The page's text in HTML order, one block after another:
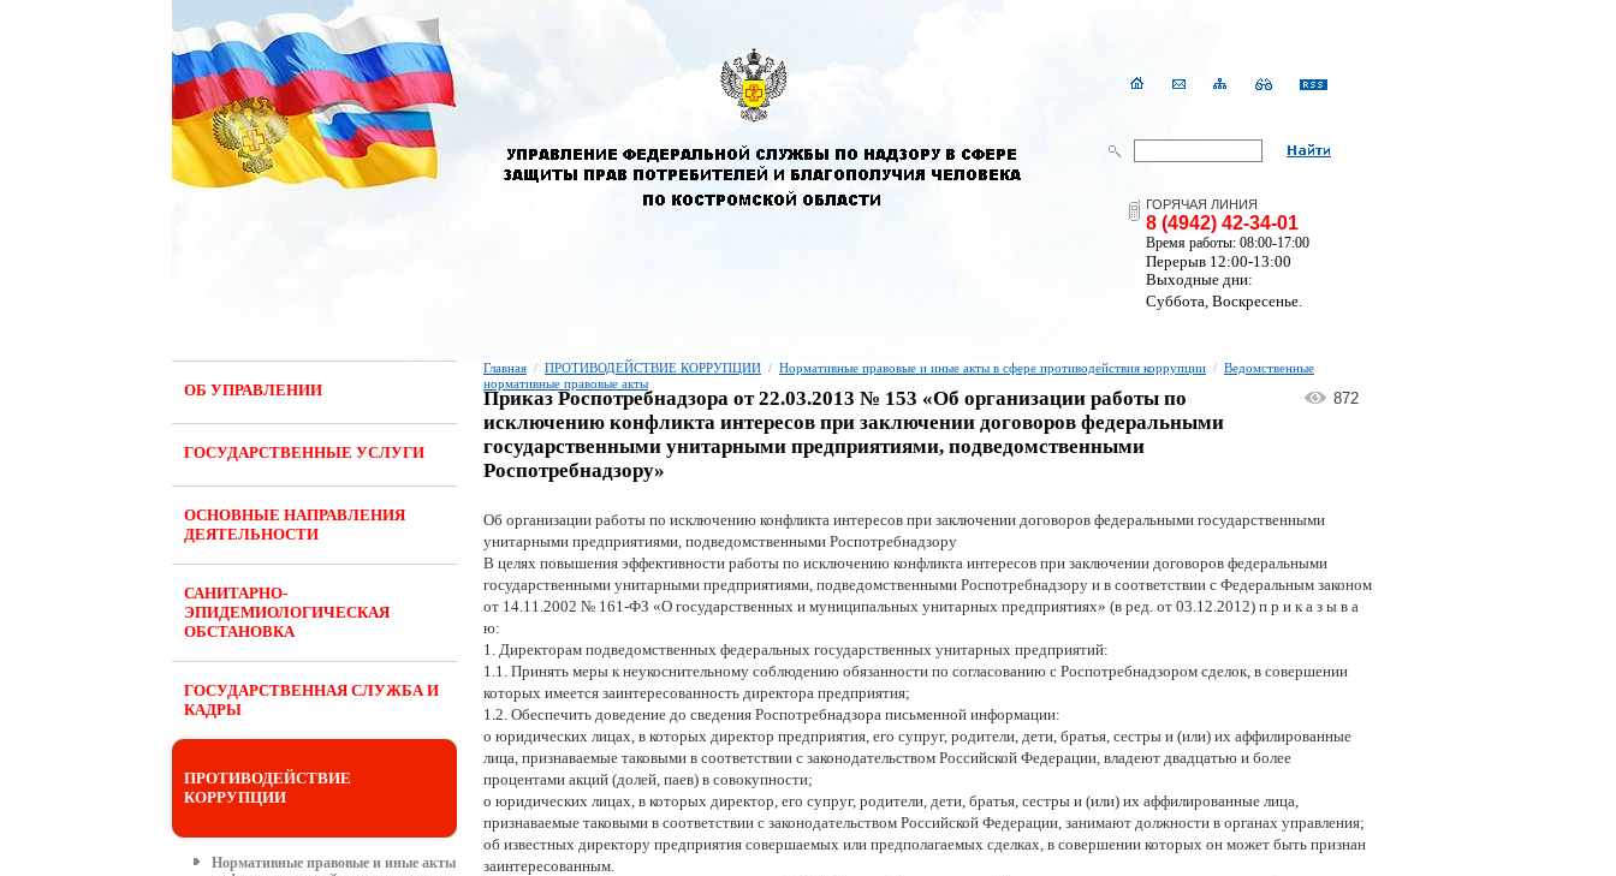
ГОРЯЧАЯ ЛИНИЯ
8 (4942) 42-34-01
Время работы: 08:00-17:00
Перерыв 12:00-13:00
Выходные дни:
Суббота, Воскресенье.
ОБ УПРАВЛЕНИИ
ГОСУДАРСТВЕННЫЕ УСЛУГИ
ОСНОВНЫЕ НАПРАВЛЕНИЯ
ДЕЯТЕЛЬНОСТИ
САНИТАРНО-
ЭПИДЕМИОЛОГИЧЕСКАЯ
ОБСТАНОВКА
ГОСУДАРСТВЕННАЯ СЛУЖБА И
КАДРЫ
ПРОТИВОДЕЙСТВИЕ
КОРРУПЦИИ
Нормативные правовые и иные акты
Главная / ПРОТИВОДЕЙСТВИЕ КОРРУПЦИИ / Нормативные правовые и иные акты в сфере противодействия коррупции / Ведомственные
нормативные правовые акты
Приказ Роспотребнадзора от 22.03.2013 № 153 «Об организации работы по
исключению конфликта интересов при заключении договоров федеральными
государственными унитарными предприятиями, подведомственными
Роспотребнадзору»
872
Об организации работы по исключению конфликта интересов при заключении договоров федеральными государственными
унитарными предприятиями, подведомственными Роспотребнадзору
В целях повышения эффективности работы по исключению конфликта интересов при заключении договоров федеральными
государственными унитарными предприятиями, подведомственными Роспотребнадзору и в соответствии с Федеральным законом
от 14.11.2002 № 161-ФЗ «О государственных и муниципальных унитарных предприятиях» (в ред. от 03.12.2012) п р и к а з ы в а
ю:
1. Директорам подведомственных федеральных государственных унитарных предприятий:
1.1. Принять меры к неукоснительному соблюдению обязанности по согласованию с Роспотребнадзором сделок, в совершении
которых имеется заинтересованность директора предприятия;
1.2. Обеспечить доведение до сведения Роспотребнадзора письменной информации:
о юридических лицах, в которых директор предприятия, его супруг, родители, дети, братья, сестры и (или) их аффилированные
лица, признаваемые таковыми в соответствии с законодательством Российской Федерации, владеют двадцатью и более
процентами акций (долей, паев) в совокупности;
о юридических лицах, в которых директор, его супруг, родители, дети, братья, сестры и (или) их аффилированные лица,
признаваемые таковыми в соответствии с законодательством Российской Федерации, занимают должности в органах управления;
об известных директору предприятия совершаемых или предполагаемых сделках, в совершении которых он может быть признан
заинтересованным.